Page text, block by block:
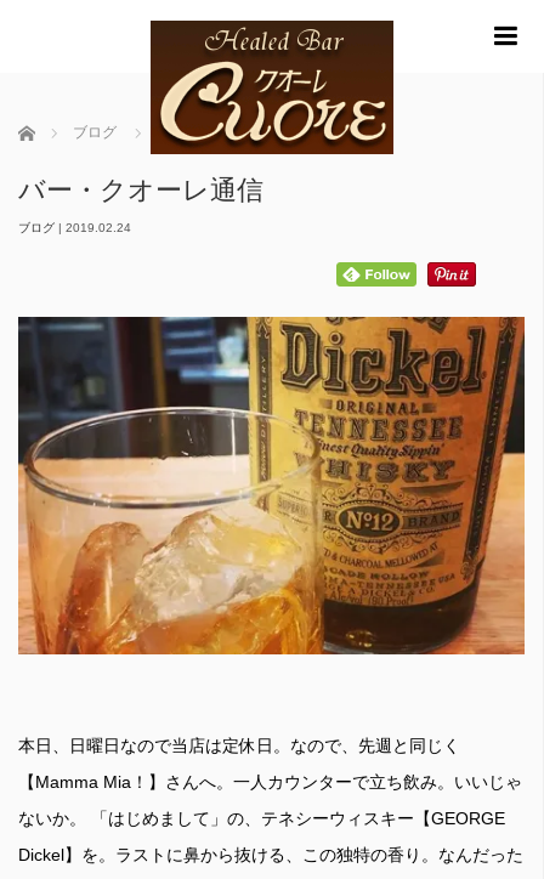
ホーム ブログ バー・クオーレ通信
バー・クオーレ通信
ブログ | 2019.02.24
本日、日曜日なので当店は定休日。なので、先週と同じく
【Mamma Mia！】さんへ。一人カウンターで立ち飲み。いいじゃ
ないか。 「はじめまして」の、テネシーウィスキー【GEORGE
Dickel】を。ラストに鼻から抜ける、この独特の香り。なんだった